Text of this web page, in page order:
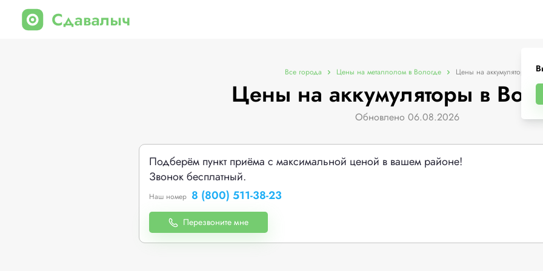
Все города Цены на металлолом в Вологде Цены на аккумуляторы
Цены на аккумуляторы в
Обновлено 06.08.2026
Подберём пункт приёма с максимальной ценой в вашем районе!
Звонок бесплатный.
Наш номер 8 (800) 511-38-23
Перезвоните мне